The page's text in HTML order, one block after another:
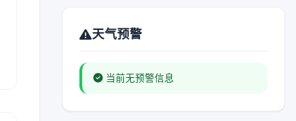
天气预警
当前无预警信息